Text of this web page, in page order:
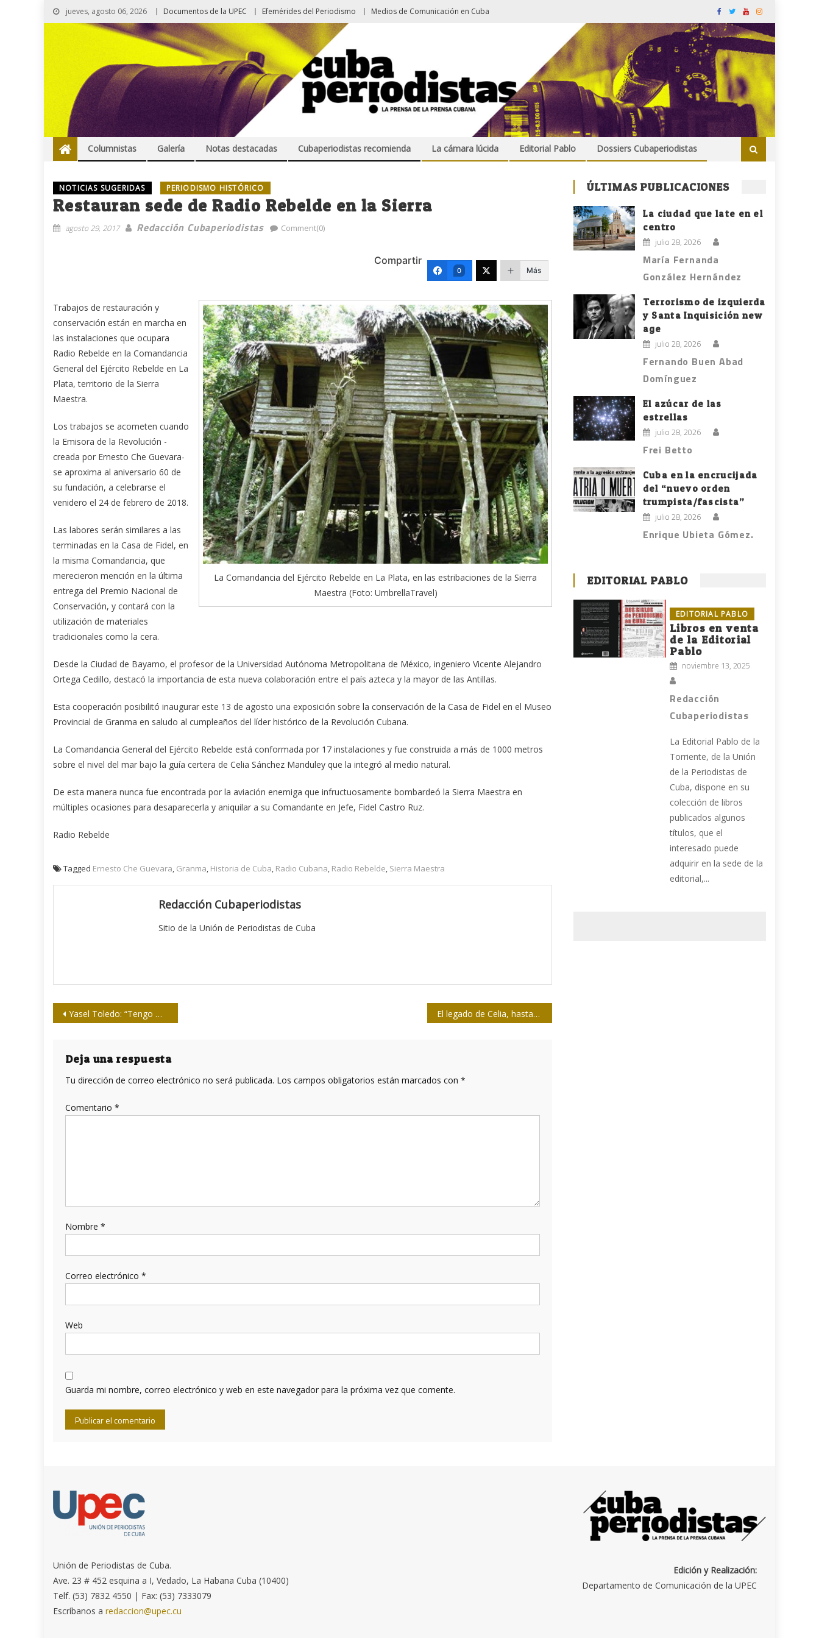
jueves, agosto 06, 2026 Documentos de la UPEC Efemérides del Periodismo Medios de Comunicación en Cuba
Columnistas Galería Notas destacadas Cubaperiodistas recomienda La cámara lúcida Editorial Pablo Dossiers Cubaperiodistas
NOTICIAS SUGERIDAS PERIODISMO HISTÓRICO
Restauran sede de Radio Rebelde en la Sierra
agosto 29, 2017 Redacción Cubaperiodistas Comment(0)
Compartir
0 Más
La Comandancia del Ejército Rebelde en La Plata, en las estribaciones de la Sierra
Maestra (Foto: UmbrellaTravel)
Trabajos de restauración y
conservación están en marcha en
las instalaciones que ocupara
Radio Rebelde en la Comandancia
General del Ejército Rebelde en La
Plata, territorio de la Sierra
Maestra.
Los trabajos se acometen cuando
la Emisora de la Revolución -
creada por Ernesto Che Guevara-
se aproxima al aniversario 60 de
su fundación, a celebrarse el
venidero el 24 de febrero de 2018.
Las labores serán similares a las
terminadas en la Casa de Fidel, en
la misma Comandancia, que
merecieron mención en la última
entrega del Premio Nacional de
Conservación, y contará con la
utilización de materiales
tradicionales como la cera.
Desde la Ciudad de Bayamo, el profesor de la Universidad Autónoma Metropolitana de México, ingeniero Vicente Alejandro
Ortega Cedillo, destacó la importancia de esta nueva colaboración entre el país azteca y la mayor de las Antillas.
Esta cooperación posibilitó inaugurar este 13 de agosto una exposición sobre la conservación de la Casa de Fidel en el Museo
Provincial de Granma en saludo al cumpleaños del líder histórico de la Revolución Cubana.
La Comandancia General del Ejército Rebelde está conformada por 17 instalaciones y fue construida a más de 1000 metros
sobre el nivel del mar bajo la guía certera de Celia Sánchez Manduley que la integró al medio natural.
De esta manera nunca fue encontrada por la aviación enemiga que infructuosamente bombardeó la Sierra Maestra en
múltiples ocasiones para desaparecerla y aniquilar a su Comandante en Jefe, Fidel Castro Ruz.
Radio Rebelde
Tagged Ernesto Che Guevara, Granma, Historia de Cuba, Radio Cubana, Radio Rebelde, Sierra Maestra
Redacción Cubaperiodistas
Sitio de la Unión de Periodistas de Cuba
Navegación
entradas
Yasel Toledo: “Tengo muchos deseos de ser útil siempre” El legado de Celia, hasta el último papelito
Deja una respuesta
Tu dirección de correo electrónico no será publicada. Los campos obligatorios están marcados con *
Comentario *
Nombre *
Correo electrónico *
Web
Guarda mi nombre, correo electrónico y web en este navegador para la próxima vez que comente.
ÚLTIMAS PUBLICACIONES
La ciudad que late en el
centro
julio 28, 2026
María Fernanda
González Hernández
Terrorismo de izquierda
y Santa Inquisición new
age
julio 28, 2026
Fernando Buen Abad
Domínguez
El azúcar de las
estrellas
julio 28, 2026
Frei Betto
Cuba en la encrucijada
del “nuevo orden
trumpista/fascista”
julio 28, 2026
Enrique Ubieta Gómez.
EDITORIAL PABLO
EDITORIAL PABLO
Libros en venta
de la Editorial
Pablo
noviembre 13, 2025
Redacción
Cubaperiodistas
La Editorial Pablo de la
Torriente, de la Unión
de la Periodistas de
Cuba, dispone en su
colección de libros
publicados algunos
títulos, que el
interesado puede
adquirir en la sede de la
editorial,...
Unión de Periodistas de Cuba.
Ave. 23 # 452 esquina a I, Vedado, La Habana Cuba (10400)
Telf. (53) 7832 4550 | Fax: (53) 7333079
Escríbanos aredaccion@upec.cu
Edición y Realización:
Departamento de Comunicación de la UPEC